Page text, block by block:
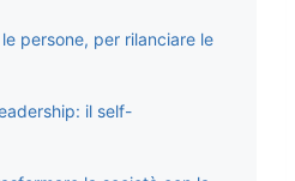
persone, per rilanciare le
il self-